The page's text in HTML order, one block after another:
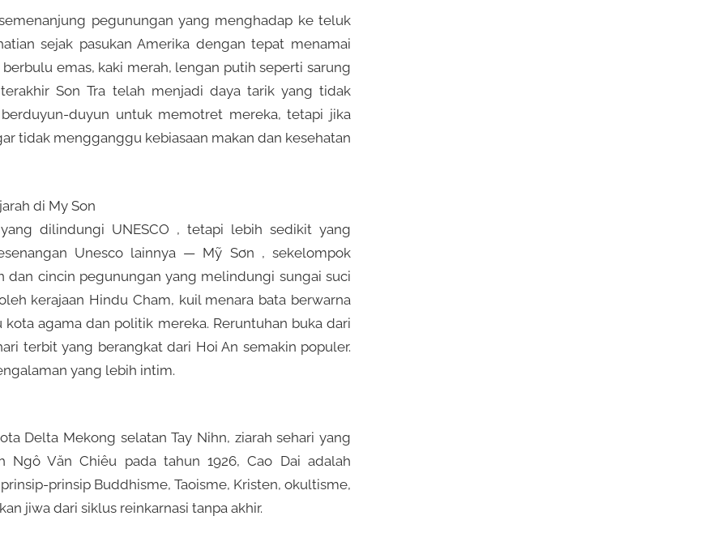
pegunungan yang menghadap ke teluk
sejak pasukan Amerika dengan tepat menamai
emas, kaki merah, lengan putih seperti sarung
Son Tra telah menjadi daya tarik yang tidak
duyun untuk memotret mereka, tetapi jika
tidak mengganggu kebiasaan makan dan kesehatan
di My Son
dilindungi UNESCO , tetapi lebih sedikit yang
Unesco lainnya — Mỹ Sơn , sekelompok
cincin pegunungan yang melindungi sungai suci
kerajaan Hindu Cham, kuil menara bata berwarna
agama dan politik mereka. Reruntuhan buka dari
terbit yang berangkat dari Hoi An semakin populer.
yang lebih intim.
Delta Mekong selatan Tay Nihn, ziarah sehari yang
Văn Chiêu pada tahun 1926, Cao Dai adalah
prinsip Buddhisme, Taoisme, Kristen, okultisme,
jiwa dari siklus reinkarnasi tanpa akhir.